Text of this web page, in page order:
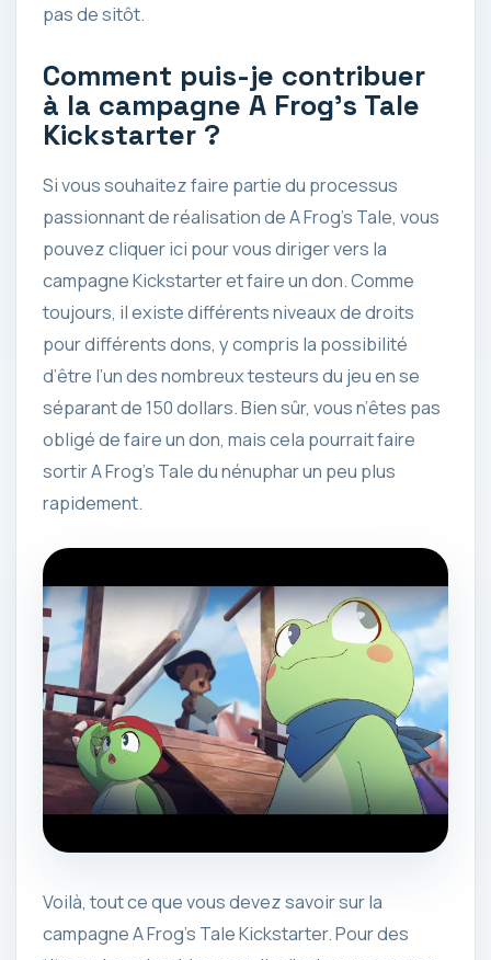
pas de sitôt.
Comment puis-je contribuer
à la campagne A Frog’s Tale
Kickstarter ?
Si vous souhaitez faire partie du processus
passionnant de réalisation de A Frog’s Tale, vous
pouvez cliquer ici pour vous diriger vers la
campagne Kickstarter et faire un don. Comme
toujours, il existe différents niveaux de droits
pour différents dons, y compris la possibilité
d’être l’un des nombreux testeurs du jeu en se
séparant de 150 dollars. Bien sûr, vous n’êtes pas
obligé de faire un don, mais cela pourrait faire
sortir A Frog’s Tale du nénuphar un peu plus
rapidement.
Voilà, tout ce que vous devez savoir sur la
campagne A Frog’s Tale Kickstarter. Pour des